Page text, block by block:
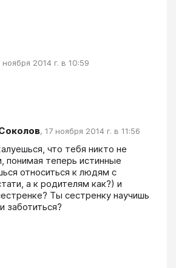
ноября 2014 г. в 10:59
, 17 ноября 2014 г. в 11:56
что тебя никто не
понимая теперь истинные
относиться к людям с
а к родителям как?) и
Ты сестренку научишь
заботиться?